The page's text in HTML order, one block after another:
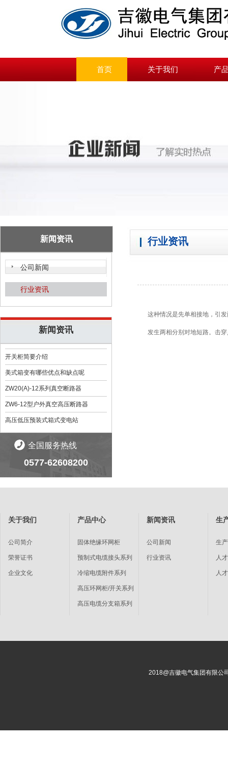
首页 关于我们 产
新闻资讯
公司新闻
行业资讯
新闻资讯
开关柜简要介绍
美式箱变有哪些优点和缺点呢
ZW20(A)-12系列真空断路器
ZW6-12型户外真空高压断路器
高压低压预装式箱式变电站
全国服务热线
0577-62608200
行业资讯
这种情况是先单相接地，引
发生两相分别对地短路。击
关于我们
公司简介
荣誉证书
企业文化
产品中心
固体绝缘环网柜
预制式电缆接头系列
冷缩电缆附件系列
高压环网柜/开关系列
高压电缆分支箱系列
新闻资讯
公司新闻
行业资讯
生
生
人
人
2018@吉徽电气集团有限公